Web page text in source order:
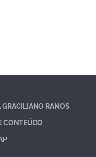
RAMOS
CONTEÚDO